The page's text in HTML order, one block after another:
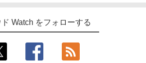
ド Watch をフォローする